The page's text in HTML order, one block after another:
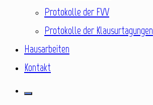
Protokolle der FVV
Protokolle der Klausurtagungen
Hausarbeiten
Kontakt